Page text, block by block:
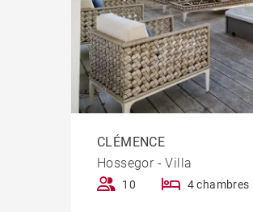
CLÉMENCE
Hossegor - Villa
10 4 chambres